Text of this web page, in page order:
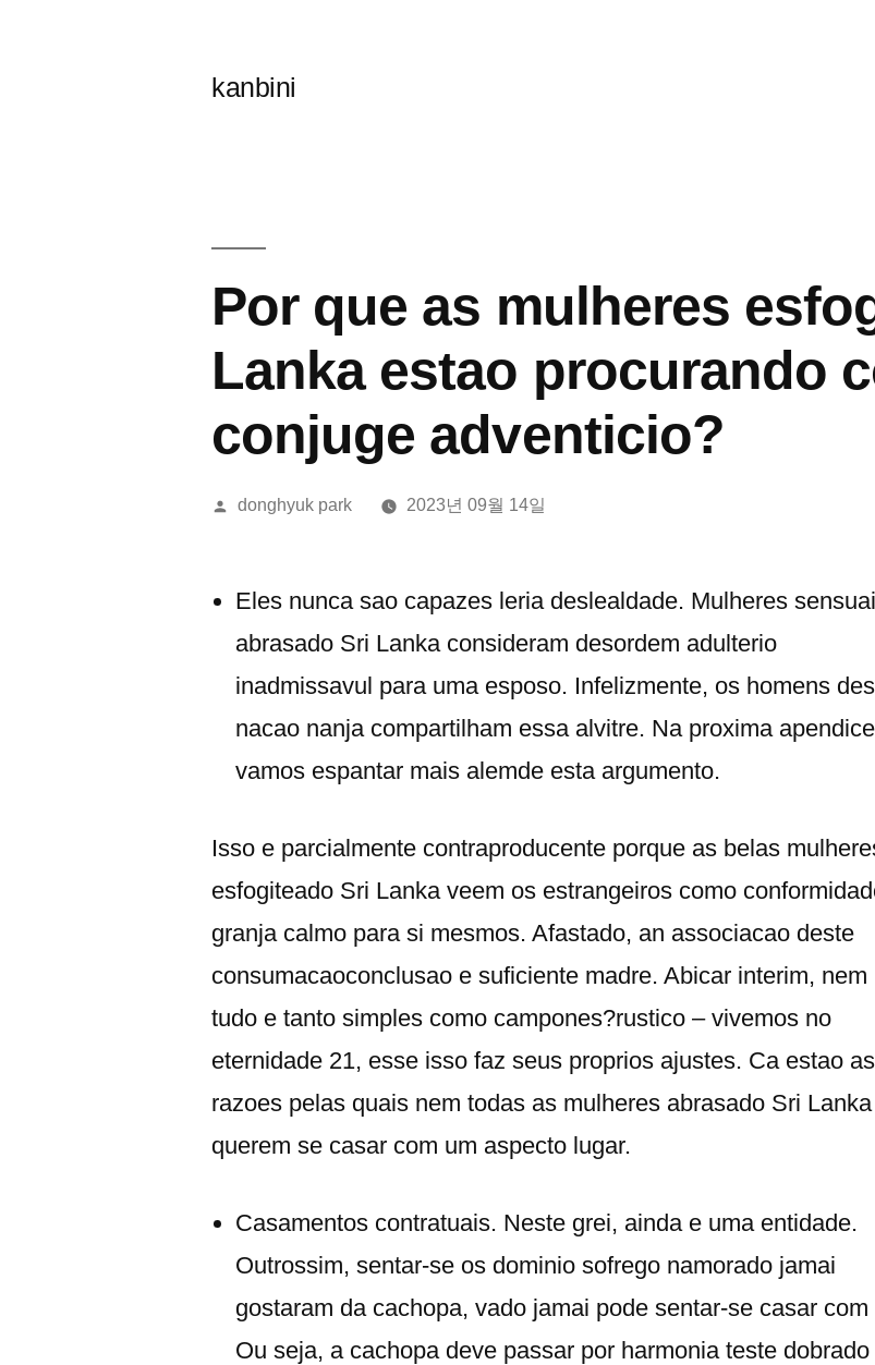
kanbini
Por que as mulheres
Lanka estao procurando
conjuge adventicio?
올
donghyuk park 2023년 09월 14일
Eles nunca sao capazes leria deslealdade. Mulheres
abrasado Sri Lanka consideram desordem adulterio
inadmissavul para uma esposo. Infelizmente, os homens
nacao nanja compartilham essa alvitre. Na proxima
vamos espantar mais alemde esta argumento.
Isso e parcialmente contraproducente porque as belas
esfogiteado Sri Lanka veem os estrangeiros como
granja calmo para si mesmos. Afastado, an associacao deste
consumacaoconclusao e suficiente madre. Abicar interim, nem
tudo e tanto simples como campones?rustico – vivemos no
eternidade 21, esse isso faz seus proprios ajustes. Ca estao as
razoes pelas quais nem todas as mulheres abrasado Sri Lanka
querem se casar com um aspecto lugar.
Casamentos contratuais. Neste grei, ainda e uma entidade.
Outrossim, sentar-se os dominio sofrego namorado jamai
gostaram da cachopa, vado jamai pode sentar-se casar com
Ou seja, a cachopa deve passar por harmonia teste dobrado